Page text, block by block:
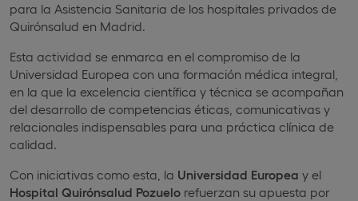
para la Asistencia Sanitaria de los hospitales privados de
Quirónsalud en Madrid.
Esta actividad se enmarca en el compromiso de la
Universidad Europea con una formación médica integral,
en la que la excelencia científica y técnica se acompañan
del desarrollo de competencias éticas, comunicativas y
relacionales indispensables para una práctica clínica de
calidad.
Con iniciativas como esta, la Universidad Europea y el
Hospital Quirónsalud Pozuelo refuerzan su apuesta por